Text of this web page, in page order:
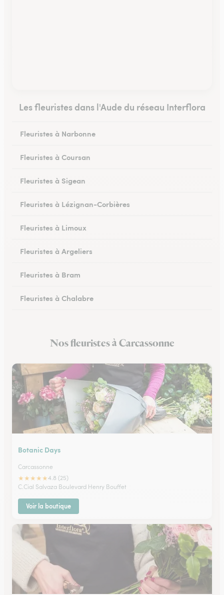
Les fleuristes dans l'Aude du réseau Interflora
Fleuristes à Narbonne
Fleuristes à Coursan
Fleuristes à Sigean
Fleuristes à Lézignan-Corbières
Fleuristes à Limoux
Fleuristes à Argeliers
Fleuristes à Bram
Fleuristes à Chalabre
Fleuristes à Saint-Laurent-de-la-Cabrerisse
Nos fleuristes à Carcassonne
Botanic Days
Carcassonne
★★★★★4.8 (25)
C.Cial Salvaza Boulevard Henry Bouffet
Voir la boutique